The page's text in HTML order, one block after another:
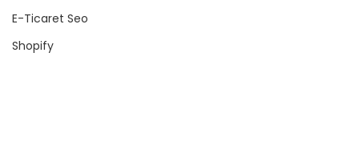
E-Ticaret Seo
Shopify